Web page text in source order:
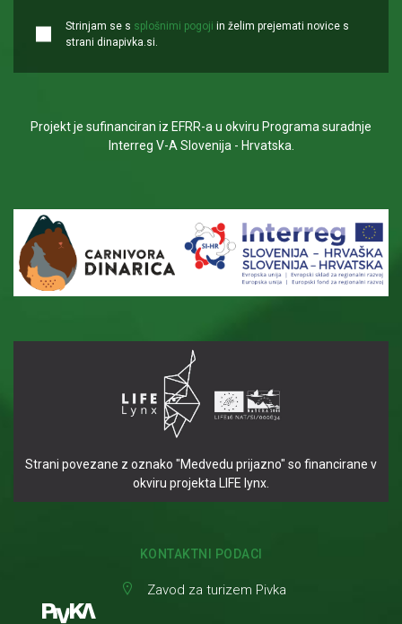
Strinjam se s splošnimi pogoji in želim prejemati novice s
strani dinapivka.si.
Projekt je sufinanciran iz EFRR-a u okviru Programa suradnje
Interreg V-A Slovenija - Hrvatska.
Strani povezane z oznako "Medvedu prijazno" so financirane v
okviru projekta LIFE lynx.
KONTAKTNI PODACI
Zavod za turizem Pivka